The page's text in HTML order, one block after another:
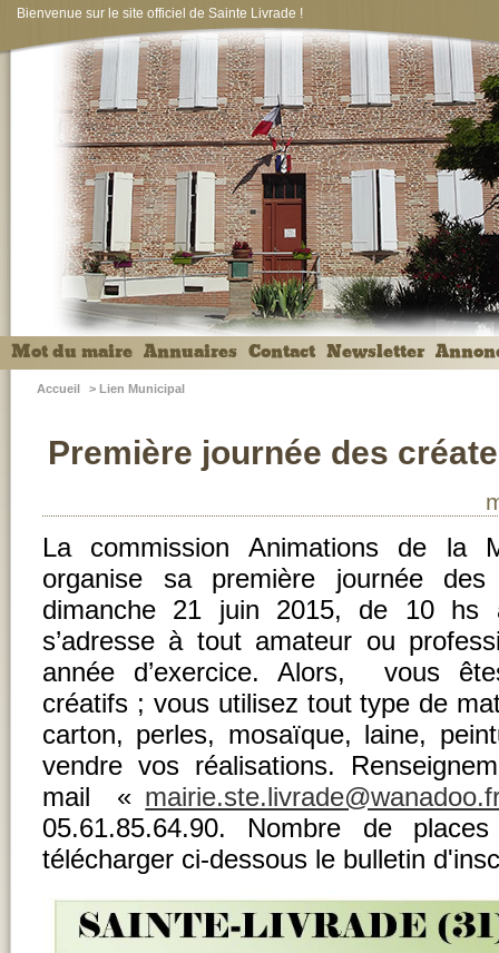
Bienvenue sur le site officiel de Sainte Livrade !
Mot du maire Annuaires Contact Newsletter
Accueil > Lien Municipal
Première journée des
La commission Animations de la
organise sa première journée
dimanche 21 juin 2015, de 10 hs
s’adresse à tout amateur ou
année d’exercice. Alors, vous
créatifs ; vous utilisez tout type de
carton, perles, mosaïque, laine,
vendre vos réalisations.
mail «
05.61.85.64.90. Nombre de
télécharger ci-dessous le bulletin